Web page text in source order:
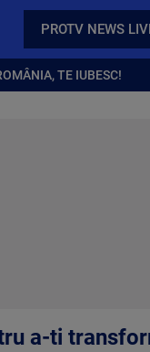
PROTV NEWS
TE IUBESC!
a-ti